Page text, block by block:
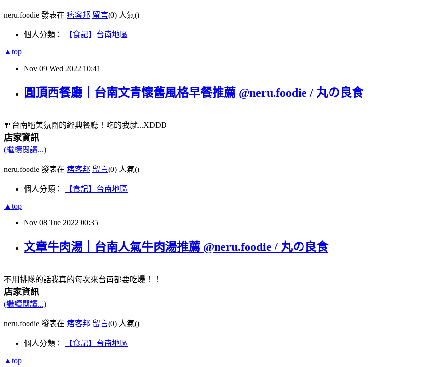
neru.foodie 發表在 痞客邦 留言(0) 人氣()
個人分類： 【食記】台南地區
▲top
Nov 09 Wed 2022 10:41
圓頂西餐廳｜台南文青懷舊風格早餐推薦 @neru.foodie / 丸の良食
🍴台南絕美氛圍的經典餐廳！吃的我就...XDDD
店家資訊
(繼續閱讀...)
neru.foodie 發表在 痞客邦 留言(0) 人氣()
個人分類： 【食記】台南地區
▲top
Nov 08 Tue 2022 00:35
文章牛肉湯｜台南人氣牛肉湯推薦 @neru.foodie / 丸の良食
不用排隊的話我真的每次來台南都要吃爆！！
店家資訊
(繼續閱讀...)
neru.foodie 發表在 痞客邦 留言(0) 人氣()
個人分類： 【食記】台南地區
▲top